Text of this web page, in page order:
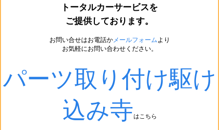
トータルカーサービスを
ご提供しております。
お問い合せはお電話かメールフォームより
お気軽にお問い合わせください。
パーツ取り付け駆け
込み寺はこちら